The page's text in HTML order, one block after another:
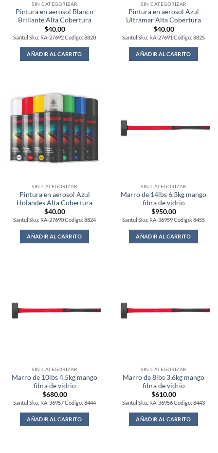
SIN CATEGORIZAR
Pintura en aerosol Blanco
Brillante Alta Cobertura
$40.00
Santul Sku: RA-27692 Codigo: 8820
AÑADIR AL CARRITO
SIN CATEGORIZAR
Pintura en aerosol Azul
Ultramar Alta Cobertura
$40.00
Santul Sku: RA-27691 Codigo: 8825
AÑADIR AL CARRITO
SIN CATEGORIZAR
Pintura en aerosol Azul
Holandes Alta Cobertura
$40.00
Santul Sku: RA-27690 Codigo: 8824
AÑADIR AL CARRITO
SIN CATEGORIZAR
Marro de 14lbs 6.3kg mango
fibra de vidrio
$950.00
Santul Sku: RA-36959 Codigo: 8455
AÑADIR AL CARRITO
SIN CATEGORIZAR
Marro de 10lbs 4.5kg mango
fibra de vidrio
$680.00
Santul Sku: RA-36957 Codigo: 8444
AÑADIR AL CARRITO
SIN CATEGORIZAR
Marro de 8lbs 3.6kg mango
fibra de vidrio
$610.00
Santul Sku: RA-36956 Codigo: 8443
AÑADIR AL CARRITO